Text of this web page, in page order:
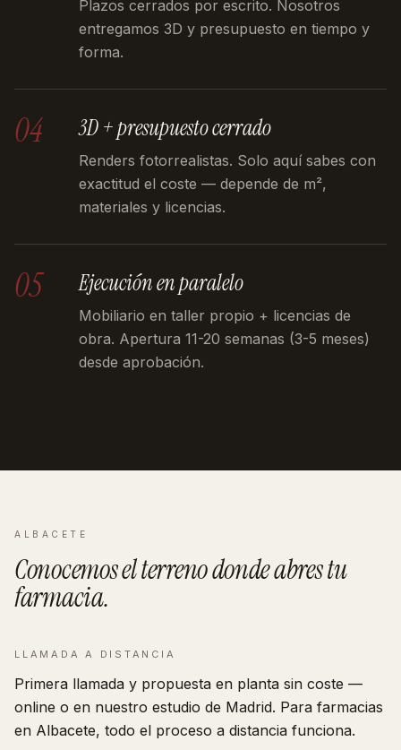
Plazos cerrados por escrito. Nosotros
entregamos 3D y presupuesto en tiempo y
forma.
04 3D + presupuesto cerrado
Renders fotorrealistas. Solo aquí sabes con
exactitud el coste — depende de m²,
materiales y licencias.
05 Ejecución en paralelo
Mobiliario en taller propio + licencias de
obra. Apertura 11-20 semanas (3-5 meses)
desde aprobación.
ALBACETE
Conocemos el terreno donde abres tu
farmacia.
LLAMADA A DISTANCIA
Primera llamada y propuesta en planta sin coste —
online o en nuestro estudio de Madrid. Para farmacias
en Albacete, todo el proceso a distancia funciona.